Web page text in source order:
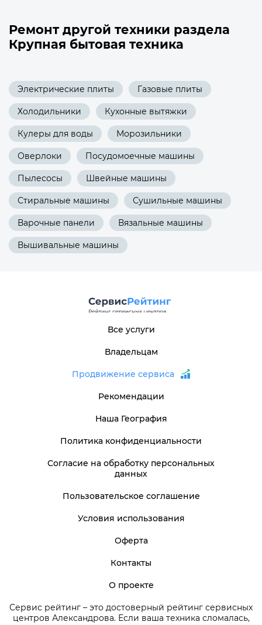
Ремонт другой техники раздела
Крупная бытовая техника
Электрические плиты Газовые плиты
Холодильники Кухонные вытяжки
Кулеры для воды Морозильники
Оверлоки Посудомоечные машины
Пылесосы Швейные машины
Стиральные машины Сушильные машины
Варочные панели Вязальные машины
Вышивальные машины
Сервис рейтинг – это достоверный рейтинг сервисных
центров Александрова. Если ваша техника сломалась,
Все услуги
Владельцам
Продвижение сервиса
Рекомендации
Наша География
Политика конфиденциальности
Согласие на обработку персональных
данных
Пользовательское соглашение
Условия использования
Оферта
Контакты
О проекте